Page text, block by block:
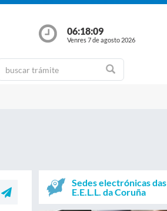
06:18:09
Venres 7 de agosto 2026
Sedes electrónicas das
E.E.L.L. da Coruña